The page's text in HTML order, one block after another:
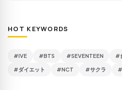
HOT KEYWORDS
#IVE #BTS #SEVENTEEN #
#ダイエット #NCT #サクラ